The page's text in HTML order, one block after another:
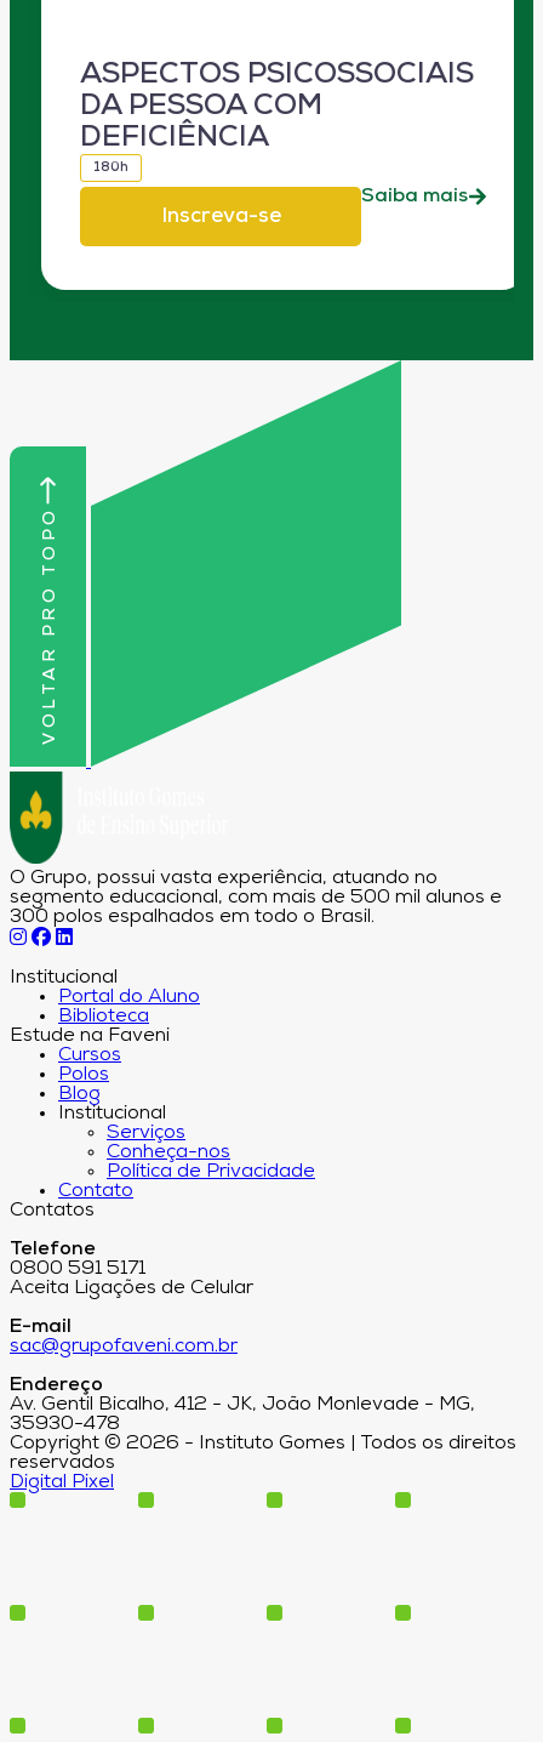
ASPECTOS PSICOSSOCIAIS
DA PESSOA COM
DEFICIÊNCIA
180h
Inscreva-se
Saiba mais
VOLTAR PRO TOPO
O Grupo, possui vasta experiência, atuando no
segmento educacional, com mais de 500 mil alunos e
300 polos espalhados em todo o Brasil.
Institucional
Portal do Aluno
Biblioteca
Estude na Faveni
Cursos
Polos
Blog
Institucional
Serviços
Conheça-nos
Política de Privacidade
Contato
Contatos
Telefone
0800 591 5171
Aceita Ligações de Celular
E-mail
sac@grupofaveni.com.br
Endereço
Av. Gentil Bicalho, 412 - JK, João Monlevade - MG,
35930-478
Copyright © 2026 - Instituto Gomes | Todos os direitos
reservados
Digital Pixel